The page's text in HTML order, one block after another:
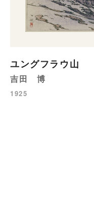
ユングフラウ山
吉田 博
1925